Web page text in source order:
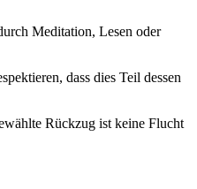
Meditation, Lesen oder
dass dies Teil dessen
Rückzug ist keine Flucht